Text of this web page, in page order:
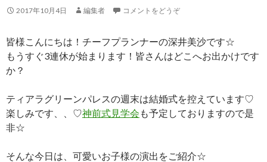
2017年10月4日 編集者 コメントをどうぞ
皆様こんにちは！チーフプランナーの深井美沙です☆
もうすぐ3連休が始まります！皆さんはどこへお出かけです
か？
ティアラグリーンパレスの週末は結婚式を控えています♡
楽しみです、、♡神前式見学会 も予定しておりますので是
非☆
そんな今日は、可愛いお子様の演出をご紹介☆